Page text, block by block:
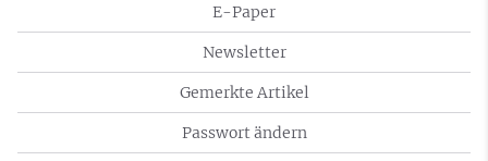
E-Paper
Newsletter
Gemerkte Artikel
Passwort ändern